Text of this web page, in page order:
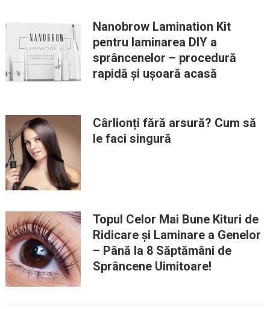
Nanobrow Lamination Kit
pentru laminarea DIY a
sprâncenelor – procedură
rapidă și ușoară acasă
Cârlionți fără arsură? Cum să
le faci singură
Topul Celor Mai Bune Kituri de
Ridicare și Laminare a Genelor
– Până la 8 Săptămâni de
Sprâncene Uimitoare!